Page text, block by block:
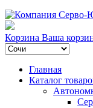
Корзина Ваша
Главная
Каталог